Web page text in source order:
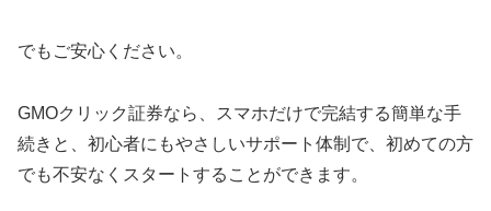
でもご安心ください。
GMOクリック証券なら、スマホだけで完結する簡単な手
続きと、初心者にもやさしいサポート体制で、初めての方
でも不安なくスタートすることができます。